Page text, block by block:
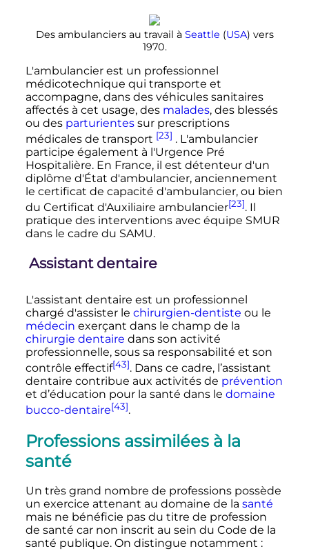
Des ambulanciers au travail à Seattle (USA) vers
1970.
L'ambulancier est un professionnel
médicotechnique qui transporte et
accompagne, dans des véhicules sanitaires
affectés à cet usage, des malades, des blessés
ou des parturientessur prescriptions
médicales de transport [23] . L'ambulancier
participe également à l'Urgence Pré
Hospitalière. En France, il est détenteur d'un
diplôme d'État d'ambulancier, anciennement
le certificat de capacité d'ambulancier, ou bien
du Certificat d'Auxiliaire ambulancier[23]. Il
pratique des interventions avec équipe SMUR
dans le cadre du SAMU.
Assistant dentaire
L'assistant dentaire est un professionnel
chargé d'assister le chirurgien-dentiste ou le
médecin exerçant dans le champ de la
chirurgie dentaire dans son activité
professionnelle, sous sa responsabilité et son
contrôle effectif[43]. Dans ce cadre, l’assistant
dentaire contribue aux activités de prévention
et d’éducation pour la santé dans le domaine
bucco-dentaire[43].
Professions assimilées à la
santé
Un très grand nombre de professions possède
un exercice attenant au domaine de la santé
mais ne bénéficie pas du titre de profession
de santé car non inscrit au sein du Code de la
santé publique. On distingue notamment :